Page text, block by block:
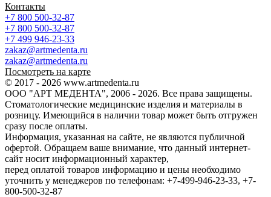
Контакты
+7 800 500-32-87
+7 800 500-32-87
+7 499 946-23-33
zakaz@artmedenta.ru
zakaz@artmedenta.ru
Посмотреть на карте
© 2017 - 2026 www.artmedenta.ru
ООО "АРТ МЕДЕНТА", 2006 - 2026. Все права защищены.
Стоматологические медицинские изделия и материалы в
розницу. Имеющийся в наличии товар может быть отгружен
сразу после оплаты.
Информация, указанная на сайте, не являются публичной
офертой. Обращаем ваше внимание, что данный интернет-
сайт носит информационный характер,
перед оплатой товаров информацию и цены необходимо
уточнить у менеджеров по телефонам: +7-499-946-23-33, +7-
800-500-32-87